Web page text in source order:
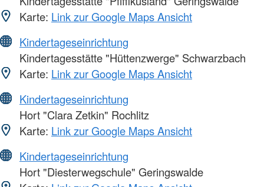
Karte: Link zur Google Maps Ansicht
Kindertageseinrichtung
Kindertagesstätte "Hüttenzwerge" Schwarzbach
Karte: Link zur Google Maps Ansicht
Kindertageseinrichtung
Hort "Clara Zetkin" Rochlitz
Karte: Link zur Google Maps Ansicht
Kindertageseinrichtung
Hort "Diesterwegschule" Geringswalde